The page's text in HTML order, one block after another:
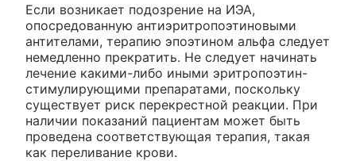
Если возникает подозрение на ИЭА,
опосредованную антиэритропоэтиновыми
антителами, терапию эпоэтином альфа следует
немедленно прекратить. Не следует начинать
лечение какими-либо иными эритропоэтин-
стимулирующими препаратами, поскольку
существует риск перекрестной реакции. При
наличии показаний пациентам может быть
проведена соответствующая терапия, такая
как переливание крови.